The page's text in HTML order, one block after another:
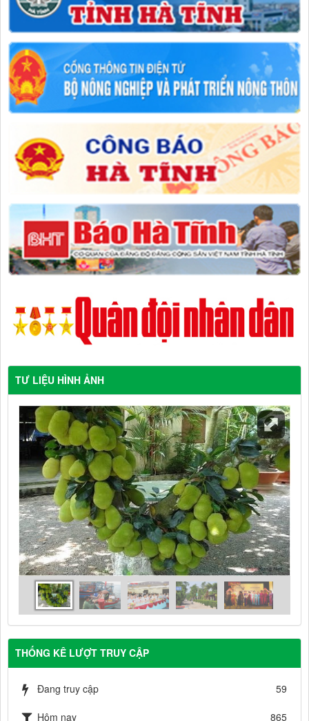
TƯ LIỆU HÌNH ẢNH
THỐNG KÊ LƯỢT TRUY CẬP
Đang truy cập 59
Hôm nay 865